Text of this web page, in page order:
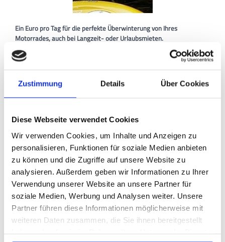
Zustimmung Details Über Cookies
Diese Webseite verwendet Cookies
Wir verwenden Cookies, um Inhalte und Anzeigen zu
personalisieren, Funktionen für soziale Medien anbieten
zu können und die Zugriffe auf unsere Website zu
analysieren. Außerdem geben wir Informationen zu Ihrer
Verwendung unserer Website an unsere Partner für
soziale Medien, Werbung und Analysen weiter. Unsere
Partner führen diese Informationen möglicherweise mit
weiteren Daten zusammen, die Sie ihnen bereitgestellt
Ein Euro pro Tag für die perfekte Überwinterung von Ihres
Motorrades, auch bei Langzeit- oder Urlaubsmieten.
Die Wintereinlagerung in beheizten Räumen hält Ihr Motorrad fit für
Unsere Profis bereiten Ihr Motorrad auf Wunsch für die
Überwinterung vor und begleiten Ihr Motorrad sicher durch die kalte
Tag.
Im Zeitraum von November bis Februar bieten wir für Motorräder
der Marke Triumph, ausgesuchte Servicearbeiten zu Winterpreisen,
die Sie gerne mit unserer Einlagerung kombinieren können.
Unser Angebot zur Einlagerung, bzw. Kurzzeitmiete von Motorrad-
Stellplätzen gilt für das ganze Jahr und Motorräder aller Marken.
Wir freuen uns auf Ihre Anfrage und Ihren Besuch.
Buchen Sie unsere Einlagerung für Ihr Motorrad unter02171-44577